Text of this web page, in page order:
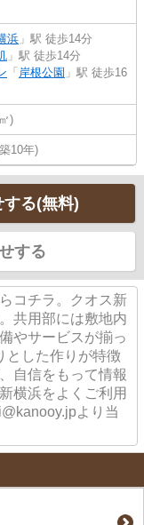
浜 」駅 徒歩14分
」駅 徒歩14分
「 岸根公園 」駅 徒歩16
)
10年)
る(無料)
する
コチラ。クオス新
共用部には敷地内
やサービスが揃っ
とした作りが特徴
自信をもって情報
横浜をよくご利用
より当